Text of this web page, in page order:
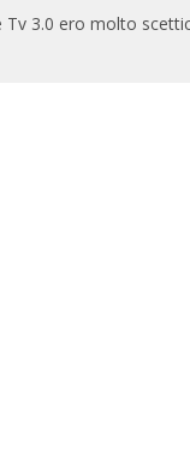
3.0 ero molto